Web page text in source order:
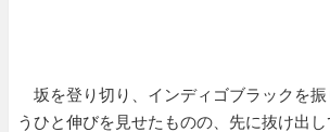
坂を登り切り、インディゴブラックを振
うひと伸びを見せたものの、先に抜け出